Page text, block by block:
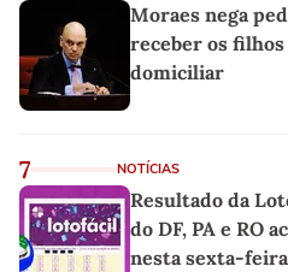
Moraes nega
receber os filhos
domiciliar
7 NOTÍCIAS
Resultado da
do DF, PA e RO
nesta sexta-feira